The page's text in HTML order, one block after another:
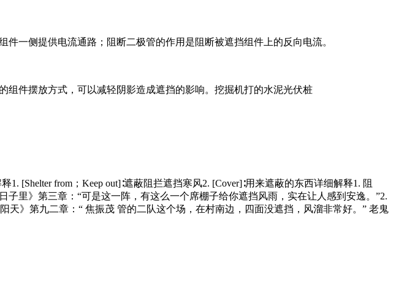
一侧提供电流通路；阻断二极管的作用是阻断被遮挡组件上的反向电流。
件摆放方式，可以减轻阴影造成遮挡的影响。挖掘机打的水泥光伏桩
[Shelter from；Keep out]∶遮蔽阻拦遮挡寒风2. [Cover]∶用来遮蔽的东西详细解释1. 阻
里》第三章：“可是这一阵，有这么一个席棚子给你遮挡风雨，实在让人感到安逸。”2.
》第九二章：“ 焦振茂 管的二队这个场，在村南边，四面没遮挡，风溜非常好。” 老鬼